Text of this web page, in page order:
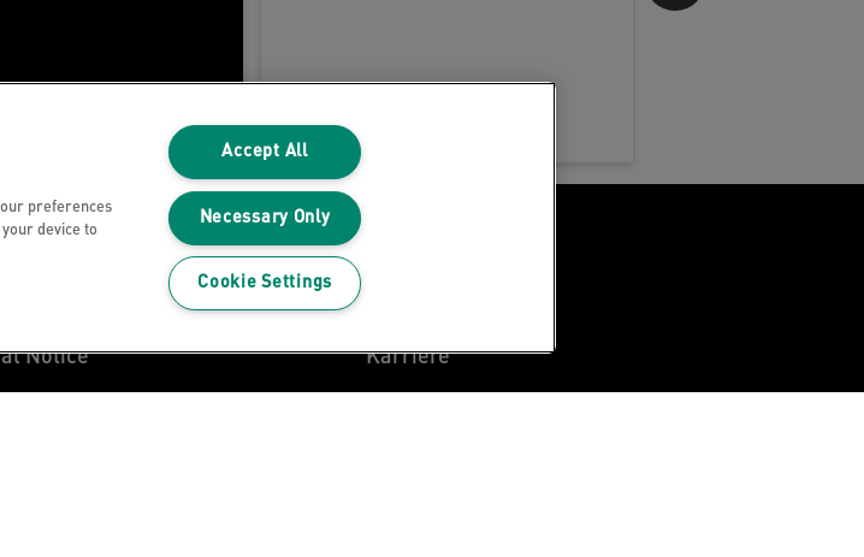
Notice Karriere
preferences
device to
Accept All
Necessary Only
Cookie Settings